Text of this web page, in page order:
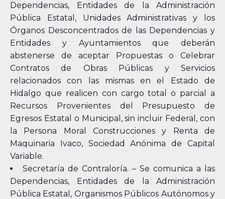
Dependencias, Entidades de la Administración
Pública Estatal, Unidades Administrativas y los
Órganos Desconcentrados de las Dependencias y
Entidades y Ayuntamientos que deberán
abstenerse de aceptar Propuestas o Celebrar
Contratos de Obras Públicas y Servicios
relacionados con las mismas en el Estado de
Hidalgo que realicen con cargo total o parcial a
Recursos Provenientes del Presupuesto de
Egresos Estatal o Municipal, sin incluir Federal, con
la Persona Moral Construcciones y Renta de
Maquinaria Ivaco, Sociedad Anónima de Capital
Variable.
Secretaría de Contraloría. – Se comunica a las
Dependencias, Entidades de la Administración
Pública Estatal, Organismos Públicos Autónomos y